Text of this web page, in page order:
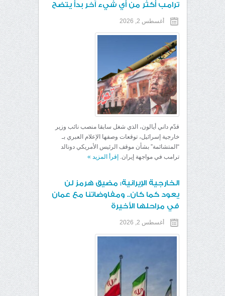
ترامب أكثر من أي شيء آخر بدأ يتضح
أغسطس 2, 2026
قدّم داني أيالون، الذي شغل سابقا منصب نائب وزير
خارجية إسرائيل، توقعات وصفها الإعلام العبري بـ
“المتشائمة” بشأن موقف الرئيس الأمريكي دونالد
ترامب في مواجهة إيران. إقرأ المزيد »
الخارجية الإيرانية: مضيق هرمز لن
يعود كما كان.. ومفاوضاتنا مع عمان
في مراحلها الأخيرة
أغسطس 2, 2026